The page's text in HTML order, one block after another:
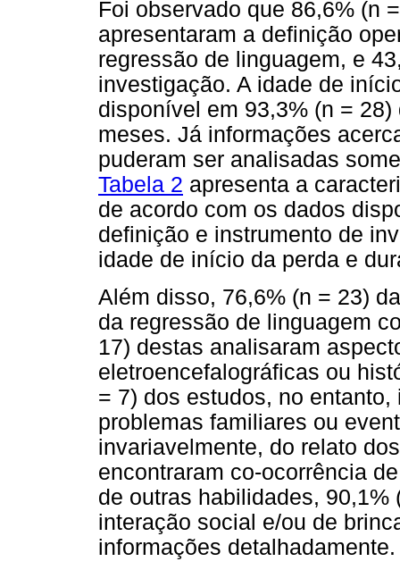
Foi observado que 86,6% (n
apresentaram a definição
regressão de linguagem, e
investigação. A idade de
disponível em 93,3% (n =
meses. Já informações
puderam ser analisadas
Tabela 2 apresenta a
de acordo com os dados
definição e instrumento de
idade de início da perda e
Além disso, 76,6% (n = 23)
da regressão de linguagem
17) destas analisaram
eletroencefalográficas ou
= 7) dos estudos, no
problemas familiares ou
invariavelmente, do relato
encontraram co-ocorrência
de outras habilidades,
interação social e/ou de
informações detalhadamente.